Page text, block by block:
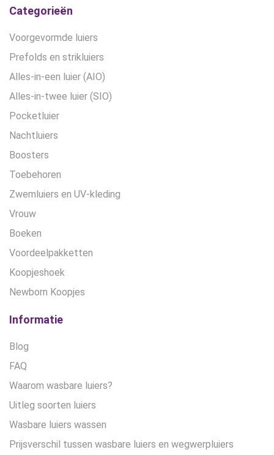
Categorieën
Voorgevormde luiers
Prefolds en strikluiers
Alles-in-een luier (AIO)
Alles-in-twee luier (SIO)
Pocketluier
Nachtluiers
Boosters
Toebehoren
Zwemluiers en UV-kleding
Vrouw
Boeken
Voordeelpakketten
Koopjeshoek
Newborn Koopjes
Informatie
Blog
FAQ
Waarom wasbare luiers?
Uitleg soorten luiers
Wasbare luiers wassen
Prijsverschil tussen wasbare luiers en wegwerpluiers